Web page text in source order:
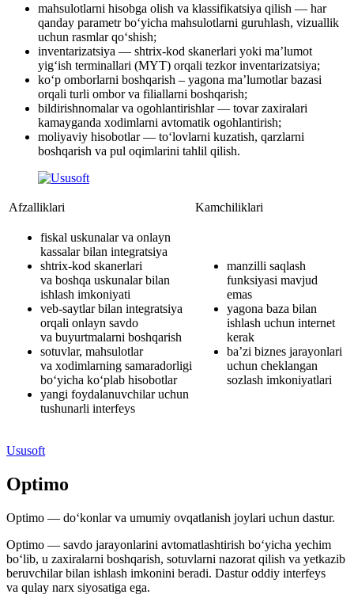
mahsulotlarni hisobga olish va klassifikatsiya qilish — har
qanday parametr bo‘yicha mahsulotlarni guruhlash, vizuallik
uchun rasmlar qo‘shish;
inventarizatsiya — shtrix-kod skanerlari yoki ma’lumot
yig‘ish terminallari (MYT) orqali tezkor inventarizatsiya;
ko‘p omborlarni boshqarish – yagona ma’lumotlar bazasi
orqali turli ombor va filiallarni boshqarish;
bildirishnomalar va ogohlantirishlar — tovar zaxiralari
kamayganda xodimlarni avtomatik ogohlantirish;
moliyaviy hisobotlar — to‘lovlarni kuzatish, qarzlarni
boshqarish va pul oqimlarini tahlil qilish.
Afzalliklari Kamchiliklari
fiskal uskunalar va onlayn
kassalar bilan integratsiya
shtrix-kod skanerlari
va boshqa uskunalar bilan
ishlash imkoniyati
veb-saytlar bilan integratsiya
orqali onlayn savdo
va buyurtmalarni boshqarish
sotuvlar, mahsulotlar
va xodimlarning samaradorligi
bo‘yicha ko‘plab hisobotlar
yangi foydalanuvchilar uchun
tushunarli interfeys
manzilli saqlash
funksiyasi mavjud
emas
yagona baza bilan
ishlash uchun internet
kerak
ba’zi biznes jarayonlari
uchun cheklangan
sozlash imkoniyatlari
Ususoft
Optimo
Optimo — do‘konlar va umumiy ovqatlanish joylari uchun dastur.
Optimo — savdo jarayonlarini avtomatlashtirish bo‘yicha yechim
bo‘lib, u zaxiralarni boshqarish, sotuvlarni nazorat qilish va yetkazib
beruvchilar bilan ishlash imkonini beradi. Dastur oddiy interfeys
va qulay narx siyosatiga ega.